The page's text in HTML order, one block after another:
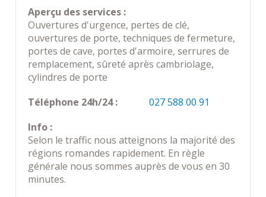
Aperçu des services :
Ouvertures d'urgence, pertes de clé,
ouvertures de porte, techniques de fermeture,
portes de cave, portes d'armoire, serrures de
remplacement, sûreté après cambriolage,
cylindres de porte
Téléphone 24h/24 :
027 588 00 91
Info :
Selon le traffic nous atteignons la majorité des
régions romandes rapidement. En règle
générale nous sommes auprès de vous en 30
minutes.